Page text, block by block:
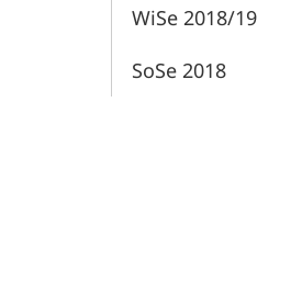
WiSe 2018/19
SoSe 2018